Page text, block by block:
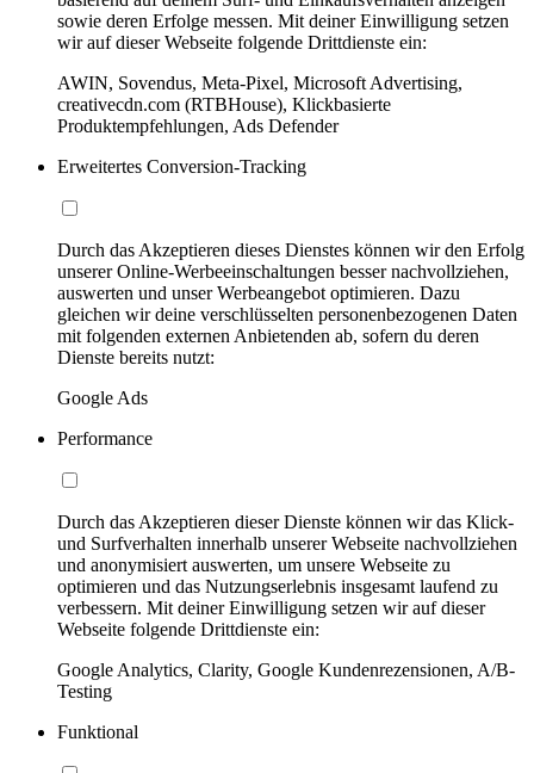
sowie deren Erfolge messen. Mit deiner Einwilligung setzen
wir auf dieser Webseite folgende Drittdienste ein:
AWIN, Sovendus, Meta-Pixel, Microsoft Advertising,
creativecdn.com (RTBHouse), Klickbasierte
Produktempfehlungen, Ads Defender
Erweitertes Conversion-Tracking
Durch das Akzeptieren dieses Dienstes können wir den Erfolg
unserer Online-Werbeeinschaltungen besser nachvollziehen,
auswerten und unser Werbeangebot optimieren. Dazu
gleichen wir deine verschlüsselten personenbezogenen Daten
mit folgenden externen Anbietenden ab, sofern du deren
Dienste bereits nutzt:
Google Ads
Performance
Durch das Akzeptieren dieser Dienste können wir das Klick-
und Surfverhalten innerhalb unserer Webseite nachvollziehen
und anonymisiert auswerten, um unsere Webseite zu
optimieren und das Nutzungserlebnis insgesamt laufend zu
verbessern. Mit deiner Einwilligung setzen wir auf dieser
Webseite folgende Drittdienste ein:
Google Analytics, Clarity, Google Kundenrezensionen, A/B-
Testing
Funktional